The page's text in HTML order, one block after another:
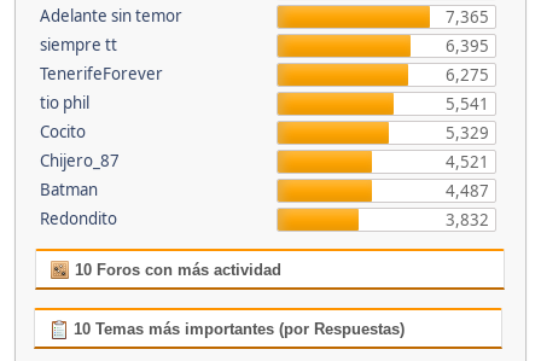
Adelante sin temor
7,365
siempre tt
6,395
TenerifeForever
6,275
tio phil
5,541
Cocito
5,329
Chijero_87
4,521
Batman
4,487
Redondito
3,832
10 Foros con más actividad
10 Temas más importantes (por Respuestas)